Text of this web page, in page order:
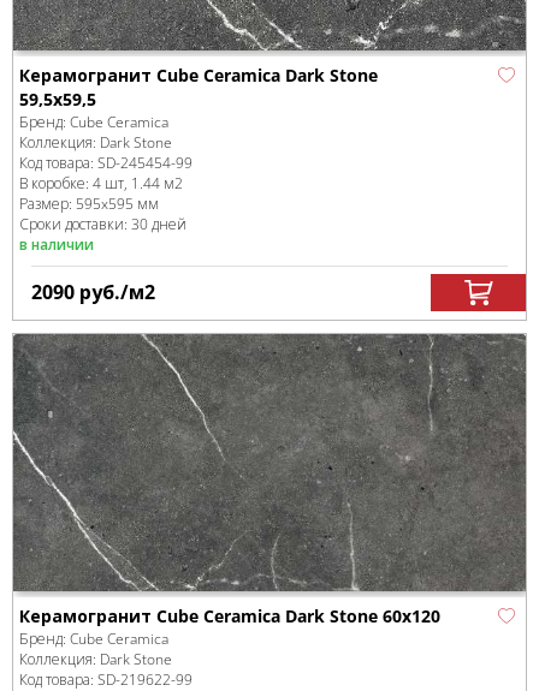
Керамогранит Cube Ceramica Dark Stone
59,5x59,5
Бренд: Cube Ceramica
Коллекция: Dark Stone
Код товара: SD-245454-99
В коробке: 4 шт, 1.44 м2
Размер: 595x595 мм
Сроки доставки: 30 дней
в наличии
2090 руб./м2
Керамогранит Cube Ceramica Dark Stone 60x120
Бренд: Cube Ceramica
Коллекция: Dark Stone
Код товара: SD-219622-99